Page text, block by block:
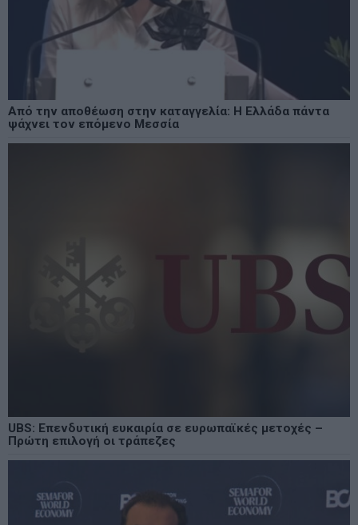
Από την αποθέωση στην καταγγελία: Η Ελλάδα πάντα
ψάχνει τον επόμενο Μεσσία
UBS: Επενδυτική ευκαιρία σε ευρωπαϊκές μετοχές –
Πρώτη επιλογή οι τράπεζες